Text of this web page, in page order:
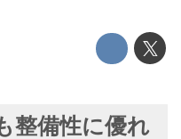
整備性に優れ